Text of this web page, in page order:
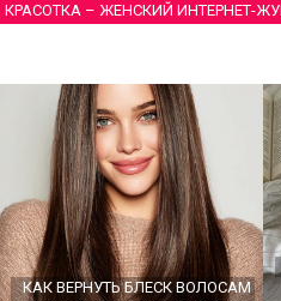
КРАСОТКА – ЖЕНСКИЙ ИНТЕРНЕТ-
КАК ВЕРНУТЬ БЛЕСК ВОЛОСАМ